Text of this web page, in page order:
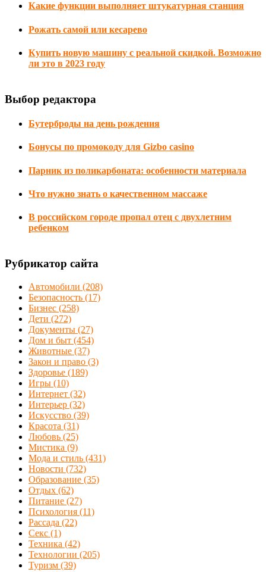
Какие функции выполняет штукатурная станция
Рожать самой или кесарево
Купить новую машину с реальной скидкой. Возможно
ли это в 2023 году
Выбор редактора
Бутерброды на день рождения
Бонусы по промокоду для Gizbo casino
Парник из поликарбоната: особенности материала
Что нужно знать о качественном массаже
В российском городе пропал отец с двухлетним
ребенком
Рубрикатор сайта
Автомобили (208)
Безопасность (17)
Бизнес (258)
Дети (272)
Документы (27)
Дом и быт (454)
Животные (37)
Закон и право (3)
Здоровье (189)
Игры (10)
Интернет (32)
Интерьер (32)
Искусство (39)
Красота (31)
Любовь (25)
Мистика (9)
Мода и стиль (431)
Новости (732)
Образование (35)
Отдых (62)
Питание (27)
Психология (11)
Рассада (22)
Секс (1)
Техника (42)
Технологии (205)
Туризм (39)